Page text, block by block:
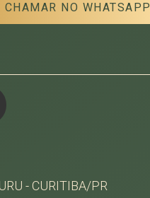
CHAMAR NO WHATSAPP
- CURITIBA/PR